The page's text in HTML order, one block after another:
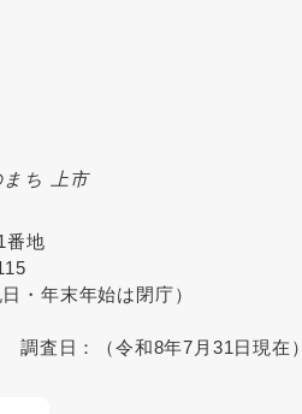
ち 上市
番地
・年末年始は閉庁）
調査日： （令和8年7月31日現在）